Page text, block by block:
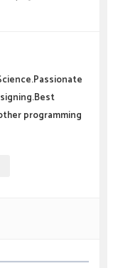
programming